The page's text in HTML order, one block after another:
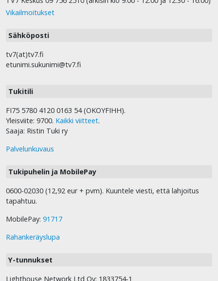
Vikailmoitukset
Sähköposti
tv7(at)tv7.fi
etunimi.sukunimi@tv7.fi
Tukitili
FI75 5780 4120 0163 54 (OKOYFIHH).
Yleisviite: 9700. Kaikki viitteet.
Saaja: Ristin Tuki ry
Palvelunkuvaus
Tukipuhelin ja MobilePay
0600-02030 (12,92 eur + pvm). Kuuntele viesti, että lahjoitus
tapahtuu.
MobilePay: 91717
Rahankeräyslupa
Y-tunnukset
Lighthouse Network Ltd Oy: 1833754-1